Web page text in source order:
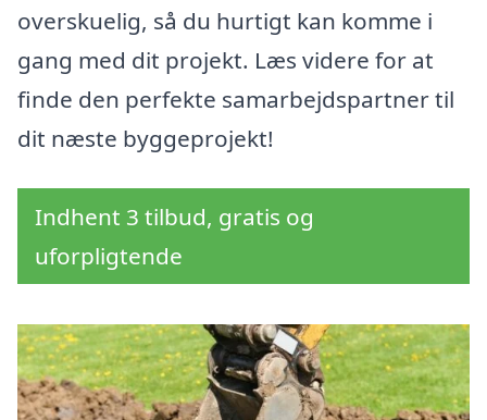
overskuelig, så du hurtigt kan komme i
gang med dit projekt. Læs videre for at
finde den perfekte samarbejdspartner til
dit næste byggeprojekt!
Indhent 3 tilbud, gratis og
uforpligtende